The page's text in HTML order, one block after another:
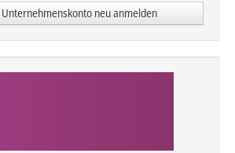
neu anmelden